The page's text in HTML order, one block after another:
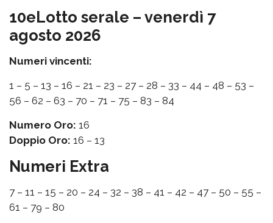
10eLotto serale – venerdì 7
agosto 2026
Numeri vincenti:
1 – 5 – 13 – 16 – 21 – 23 – 27 – 28 – 33 – 44 – 48 – 53 –
56 – 62 – 63 – 70 – 71 – 75 – 83 – 84
Numero Oro: 16
Doppio Oro: 16 – 13
Numeri Extra
7 – 11 – 15 – 20 – 24 – 32 – 38 – 41 – 42 – 47 – 50 – 55 –
61 – 79 – 80